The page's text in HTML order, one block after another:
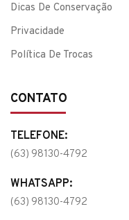
Dicas De Conservação
Privacidade
Política De Trocas
CONTATO
TELEFONE:
(63) 98130-4792
WHATSAPP:
(63) 98130-4792